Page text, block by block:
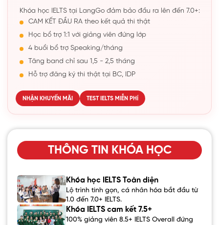
Khóa học IELTS tại LangGo đảm bảo đầu ra lên đến 7.0+:
CAM KẾT ĐẦU RA theo kết quả thi thật
Học bổ trợ 1:1 với giảng viên đứng lớp
4 buổi bổ trợ Speaking/tháng
Tăng band chỉ sau 1,5 - 2,5 tháng
Hỗ trợ đăng ký thi thật tại BC, IDP
NHẬN KHUYẾN MÃI TEST IELTS MIỄN PHÍ
THÔNG TIN KHÓA HỌC
Khóa học IELTS Toàn diện
Lộ trình tinh gọn, cá nhân hóa bắt đầu từ
1.0 đến 7.0+ IELTS.
Khóa IELTS cam kết 7.5+
100% giảng viên 8.5+ IELTS Overall đứng